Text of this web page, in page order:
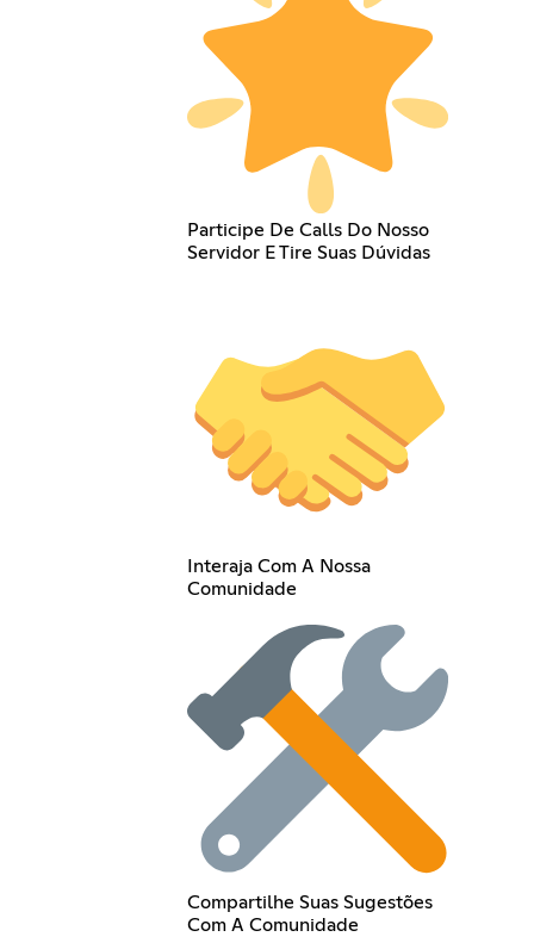
Participe De Calls Do Nosso
Servidor E Tire Suas Dúvidas
Interaja Com A Nossa
Comunidade
Compartilhe Suas Sugestões
Com A Comunidade